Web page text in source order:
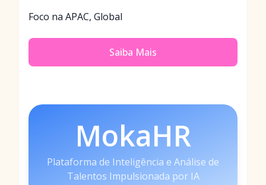
Foco na APAC, Global
Saiba Mais
MokaHR
Plataforma de Inteligência e Análise de
Talentos Impulsionada por IA